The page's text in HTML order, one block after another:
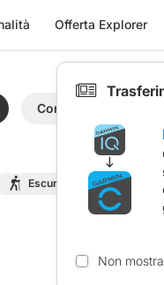
Offerta Explorer
Condividi
Escursione a piedi
Non